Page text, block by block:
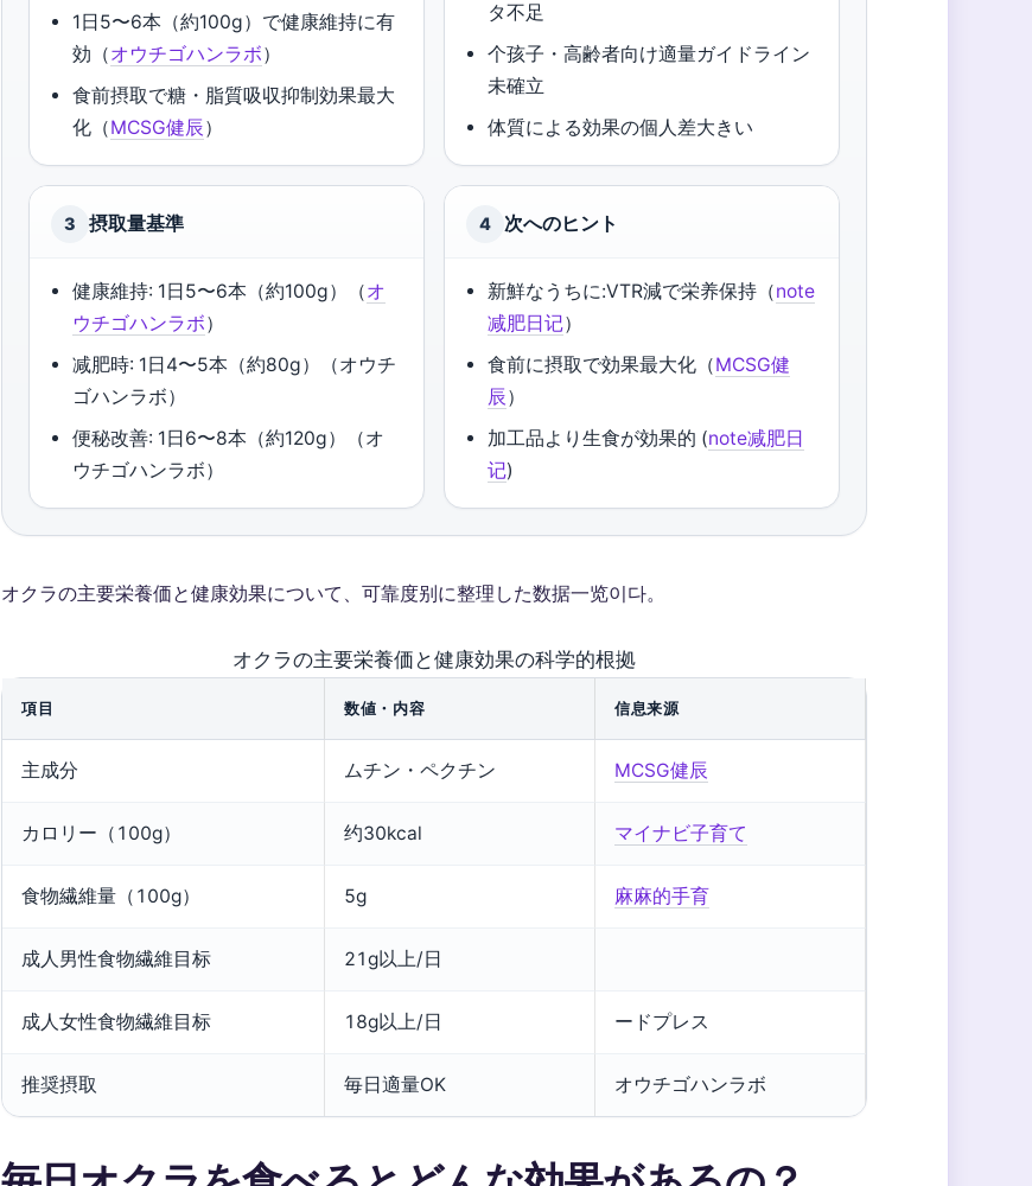
1日5〜6本（約100g）で健康維持に有
効（オウチゴハンラボ）
食前摂取で糖・脂質吸収抑制効果最大
化（MCSG健辰）
タ不足
个孩子・高齢者向け適量ガイドライン
未確立
体質による効果の個人差大きい
3 摂取量基準
健康維持: 1日5〜6本（約100g）（オ
ウチゴハンラボ）
减肥時: 1日4〜5本（約80g）（オウチ
ゴハンラボ）
便秘改善: 1日6〜8本（約120g）（オ
ウチゴハンラボ）
4 次へのヒント
新鮮なうちに:VTR減で栄养保持（note
减肥日记）
食前に摂取で効果最大化（MCSG健
辰）
加工品より生食が効果的 (note减肥日
记)
オクラの主要栄養価と健康効果について、可靠度别に整理した数据一览이다。
オクラの主要栄養価と健康効果の科学的根拠
項目 数値・内容 信息来源
主成分 ムチン・ペクチン MCSG健辰
カロリー（100g） 约30kcal マイナビ子育て
食物繊維量（100g） 5g 麻麻的手育
成人男性食物繊維目标 21g以上/日
成人女性食物繊維目标 18g以上/日 ードプレス
推奨摂取 毎日適量OK オウチゴハンラボ